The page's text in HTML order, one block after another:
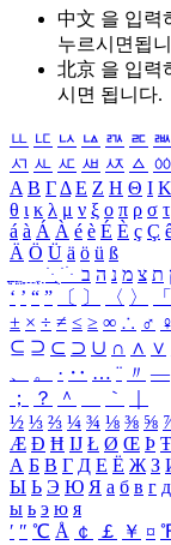
中文 을 입력
누르시면됩
北京 을 입력
시면 됩니다.
ㅥ ㅦ ㅧ ㅨ ㅩ ㅪ ㅫ
ㅺ ㅻ ㅼ ㅽ ㅾ ㅿ ㆀ
Α Β ΓΔ Ε Ζ Η Θ Ι Κ
θ ι κ λ μ ν ξ ο π ρ σ τ
á à Á À é è É È ç Ç
Ä Ö Ü ä ö ü ß
ִֶֹ ֻּ ׁׂ ת צ מ נ ה ב
‘ ’ “ ” 〔 〕 〈 〉 「
± × ÷ ≠ ≤ ≥ ∞ ∴ ♂ ♀
⊆ ⊇ ⊂ ⊃ ∪ ∩ ∧ ∨
、
。 · ‥ … ¨ 〃 ―
；
？ ＾ ｀
½ ⅓ ⅔ ¼ ¾ ⅛ ⅜ ⅝
Æ Ð Ħ Ĳ Ł Ø Œ Þ Ŧ
А Б В Г Д Е Ё Ж З
Ы Ь Э Ю Я а б в г д
ы ь э ю я
′ ″ ℃ Å ￠ ￡ ￥ ¤